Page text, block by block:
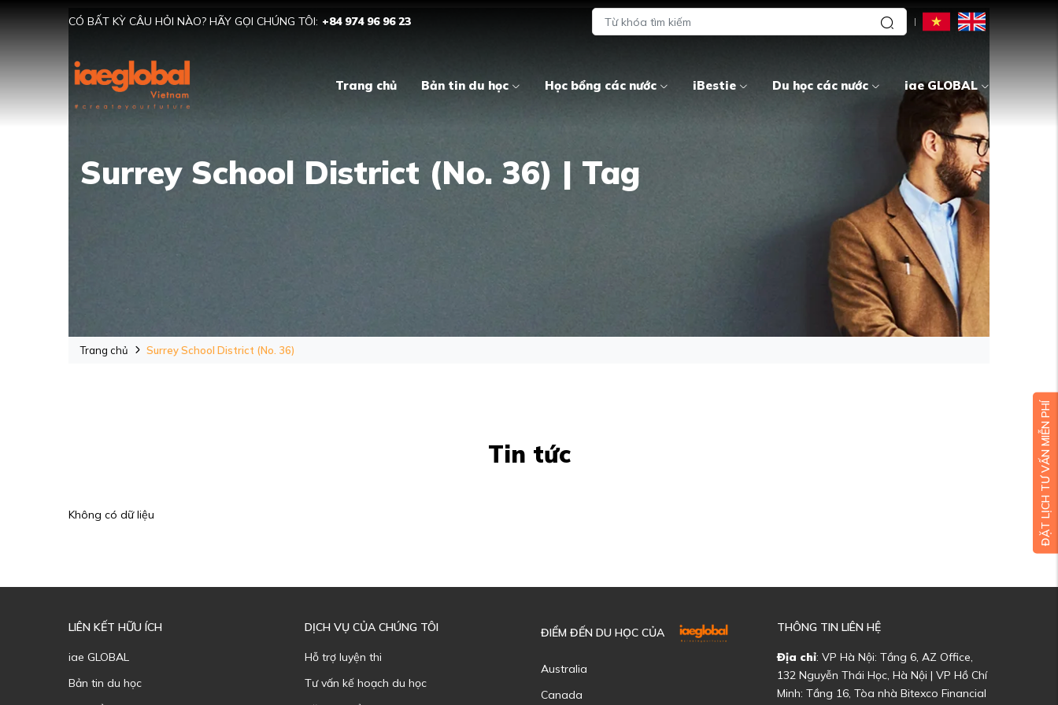
CÓ BẤT KỲ CÂU HỎI NÀO? HÃY GỌI CHÚNG TÔI: +84 974 96 96 23
Trang chủ Bản tin du học Học bổng các nước iBestie Du học các nước iae GLOBAL
Surrey School District (No. 36) | Tag
Trang chủ Surrey School District (No. 36)
Tin tức
Không có dữ liệu
LIÊN KẾT HỮU ÍCH
iae GLOBAL
Bản tin du học
DỊCH VỤ CỦA CHÚNG TÔI
Hỗ trợ luyện thi
Tư vấn kế hoạch du học
ĐIỂM ĐẾN DU HỌC CỦA
Australia
Canada
THÔNG TIN LIÊN HỆ
Địa chỉ: VP Hà Nội: Tầng 6, AZ Office,
132 Nguyễn Thái Học, Hà Nội | VP Hồ Chí
Minh: Tầng 16, Tòa nhà Bitexco Financial
ĐẶT LỊCH TƯ VẤN MIỄN PHÍ